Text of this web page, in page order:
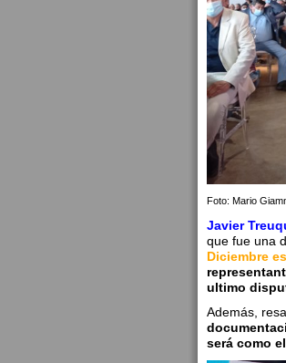
Foto: Mario
Javier
que fue una
Diciembre
ultimo
Además,
será como